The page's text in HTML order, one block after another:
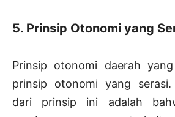
5. Prinsip Otonomi yang
Prinsip otonomi daerah
prinsip otonomi yang serasi.
dari prinsip ini adalah